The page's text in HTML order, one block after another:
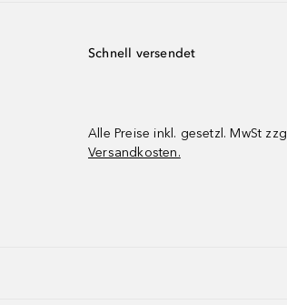
Schnell versendet
Alle Preise inkl. gesetzl. MwSt
Versandkosten.